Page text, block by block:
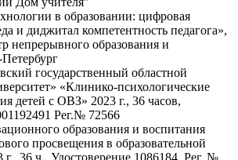
в образовании: цифровая
и диджитал компетентность педагога»,
непрерывного образования и
государственный областной
«Клинико-психологические
детей с ОВЗ» 2023 г., 36 часов,
Рег.№ 72566
образования и воспитания
просвещения в образовательной